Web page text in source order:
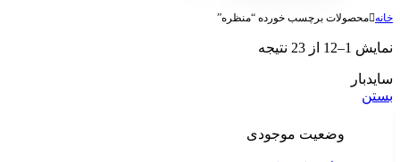
خانه محصولات برچسب خورده “منظره”
نمایش 1–12 از 23 نتیجه
سایدبار
بستن
وضعیت موجودی